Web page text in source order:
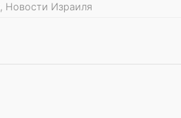
Новости Израиля